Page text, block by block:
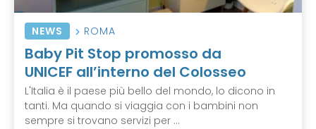
NEWS ROMA
Baby Pit Stop promosso da
UNICEF all’interno del Colosseo
L'Italia è il paese più bello del mondo, lo dicono in
tanti. Ma quando si viaggia con i bambini non
sempre si trovano servizi per ...